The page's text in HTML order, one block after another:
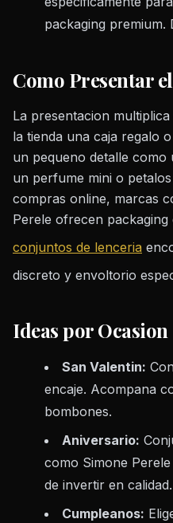
packaging premium.
Como Presentar
La presentacion
la tienda una caja regalo
un pequeno detalle como
un perfume mini o
compras online, marcas
Perele ofrecen packaging
conjuntos de lenceria
discreto y envoltorio
Ideas por Ocasion
San Valentin:
encaje. Acompana
bombones.
Aniversario:
como Simone
de invertir en calidad.
Cumpleanos: